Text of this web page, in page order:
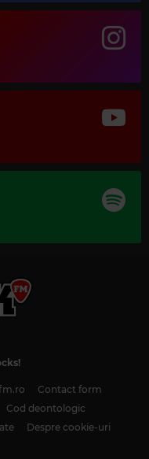
AND ORCHESTRA, OP. 46:
Contact form
Cod deontologic
Despre cookie-uri